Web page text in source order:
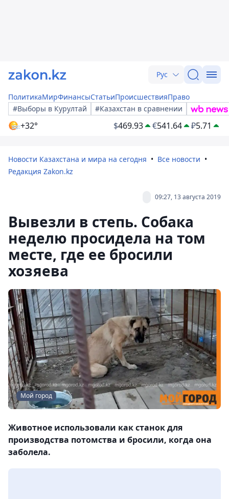
Рус
ПолитикаМирФинансыСтатьиПроисшествияПраво
#Выборы в Курултай
#Казахстан в сравнении
+32° $469.93 €541.64 ₽5.71
Новости Казахстана и мира на сегодня
Все новости
Редакция Zakon.kz
09:27, 13 августа 2019
Вывезли в степь. Собака
неделю просидела на том
месте, где ее бросили
хозяева
Мой город
Животное использовали как станок для
производства потомства и бросили, когда она
заболела.